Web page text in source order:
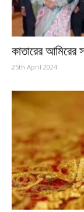
কাতারের আমিরের
25th April 2024